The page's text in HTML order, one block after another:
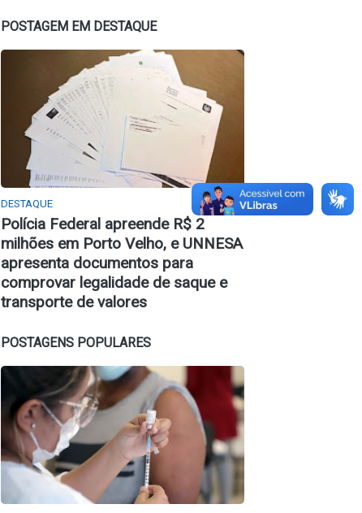
POSTAGEM EM DESTAQUE
DESTAQUE
Polícia Federal apreende R$ 2
milhões em Porto Velho, e UNNESA
apresenta documentos para
comprovar legalidade de saque e
transporte de valores
POSTAGENS POPULARES